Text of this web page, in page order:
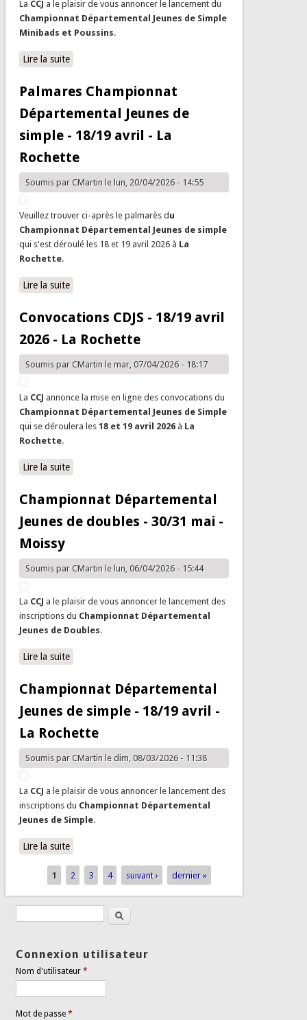
La CCJ a le plaisir de vous annoncer le lancement du
Championnat Départemental Jeunes de Simple
Minibads et Poussins.
Lire la suitede Championnat Départemental Jeunes de simple -
Palmares Championnat
Départemental Jeunes de
simple - 18/19 avril - La
Rochette
Soumis par CMartinle lun, 20/04/2026 - 14:55
Veuillez trouver ci-après le palmarès d u
Championnat Départemental Jeunes de simple
qui s'est déroulé les 18 et 19 avril 2026 à La
Rochette.
Lire la suitede Palmares Championnat Départemental Jeunes de
Convocations CDJS - 18/19 avril
2026 - La Rochette
Soumis par CMartinle mar, 07/04/2026 - 18:17
La CCJ annonce la mise en ligne des convocations du
Championnat Départemental Jeunes de Simple
qui se déroulera les 18 et 19 avril 2026 à La
Rochette.
Lire la suitede Convocations CDJS - 18/19 avril 2026 - La Rochette
Championnat Départemental
Jeunes de doubles - 30/31 mai -
Moissy
Soumis par CMartinle lun, 06/04/2026 - 15:44
La CCJ a le plaisir de vous annoncer le lancement des
inscriptions du Championnat Départemental
Jeunes de Doubles.
Lire la suitede Championnat Départemental Jeunes de doubles -
Championnat Départemental
Jeunes de simple - 18/19 avril -
La Rochette
Soumis par CMartinle dim, 08/03/2026 - 11:38
La CCJ a le plaisir de vous annoncer le lancement des
inscriptions du Championnat Départemental
Jeunes de Simple.
Lire la suitede Championnat Départemental Jeunes de simple -
Pages
1 2 3 4 suivant › dernier »
Formulaire de recherche
Rechercher
Connexion utilisateur
Nom d'utilisateur*
Mot de passe*